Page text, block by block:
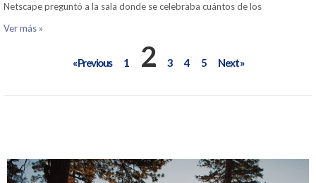
Netscape preguntó a la sala donde se celebraba cuántos de los
Ver más »
« Previous 1 2 3 4 5 Next »